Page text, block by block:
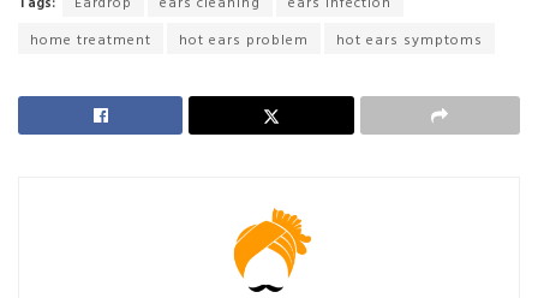
home treatment
hot ears problem hot ears symptoms